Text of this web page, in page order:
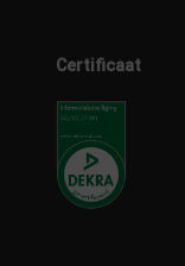
Certificaat